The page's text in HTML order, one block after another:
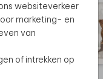
websiteverkeer
marketing- en
van
of intrekken op